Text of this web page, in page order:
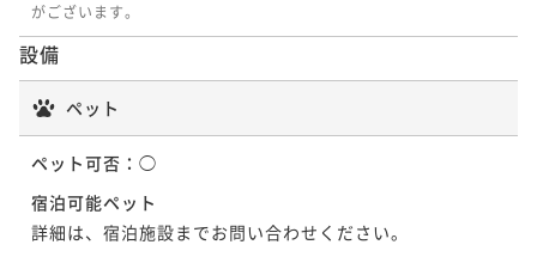
2名 ¥ 32,066 ~
がございます。
設備
ペット
ペット可否： ◯
宿泊可能ペット
詳細は、宿泊施設までお問い合わせください。